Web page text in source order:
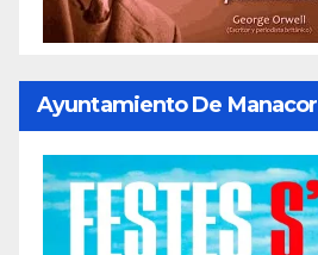
Ayuntamiento De Manacor